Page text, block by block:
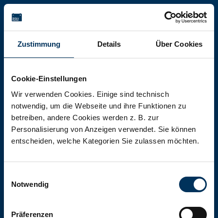
Zustimmung Details Über Cookies
Cookie-Einstellungen
Wir verwenden Cookies. Einige sind technisch
notwendig, um die Webseite und ihre Funktionen zu
betreiben, andere Cookies werden z. B. zur
Personalisierung von Anzeigen verwendet. Sie können
entscheiden, welche Kategorien Sie zulassen möchten.
Notwendig
Präferenzen
Battery-Kutter Shop
In unserem Shop finden Sie Batterien,
jeglicher Art, Größe und Leistung.
Zum Shop